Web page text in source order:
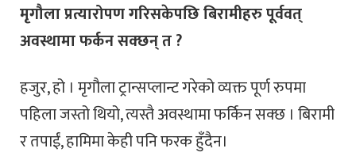
मृगौला प्रत्यारोपण गरिसकेपछि बिरामीहरु पूर्ववत्
अवस्थामा फर्कन सक्छन् त ?
हजुर, हो । मृगौला ट्रान्सप्लान्ट गरेको व्यक्त पूर्ण रुपमा
पहिला जस्तो थियो, त्यस्तै अवस्थामा फर्किन सक्छ । बिरामी
र तपाईं, हामिमा केही पनि फरक हुँदैन।